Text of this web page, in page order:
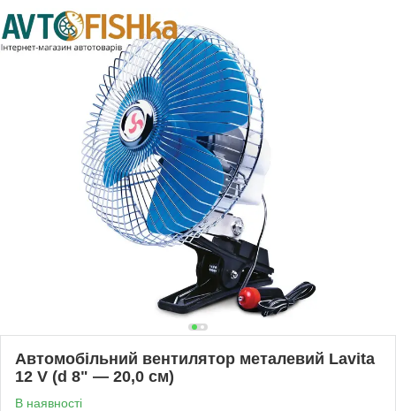
Автомобільний вентилятор металевий Lavita
12 V (d 8" — 20,0 см)
В наявності